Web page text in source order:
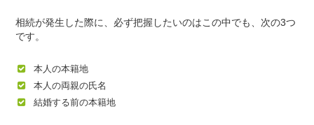
相続が発生した際に、必ず把握したいのはこの中でも、次の3つ
です。
本人の本籍地
本人の両親の氏名
結婚する前の本籍地